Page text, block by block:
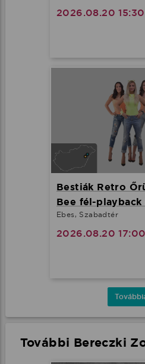
2026.08.20 15:30
Bestiák Retro
Bee fél-
Ebes, Szabadtér
2026.08.20
További Bereczki